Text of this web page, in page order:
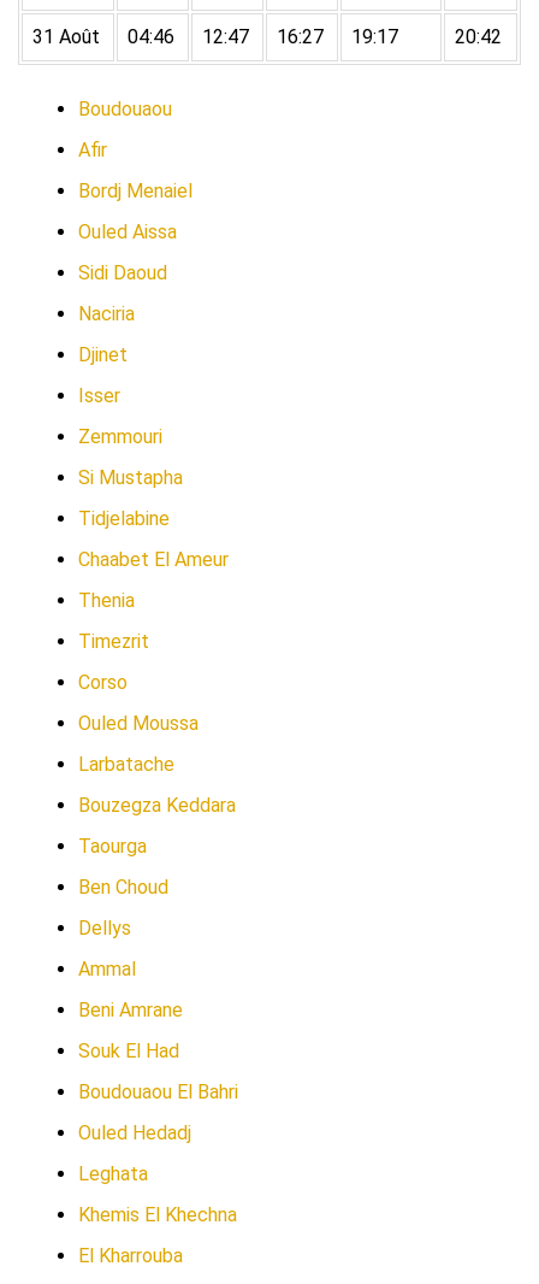
31 Août 04:46 12:47 16:27 19:17 20:42
Boudouaou
Afir
Bordj Menaiel
Ouled Aissa
Sidi Daoud
Naciria
Djinet
Isser
Zemmouri
Si Mustapha
Tidjelabine
Chaabet El Ameur
Thenia
Timezrit
Corso
Ouled Moussa
Larbatache
Bouzegza Keddara
Taourga
Ben Choud
Dellys
Ammal
Beni Amrane
Souk El Had
Boudouaou El Bahri
Ouled Hedadj
Leghata
Khemis El Khechna
El Kharrouba